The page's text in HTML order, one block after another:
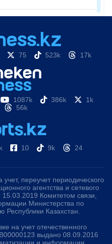
75 523k 17k
1087k 386k
1k
56k
10 9k 24
переучет периодического
агентства и сетевого
Комитетом связи,
Министерства по
Республики Казахстан.
на учет отечественного
выдано 08.09.2016